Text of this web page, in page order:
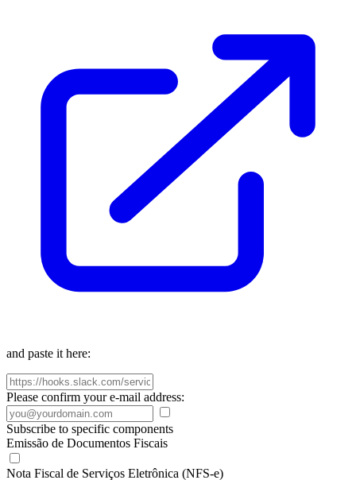
and paste it here:
Please confirm your e-mail address:
Subscribe to specific components
Emissão de Documentos Fiscais
Nota Fiscal de Serviços Eletrônica (NFS-e)